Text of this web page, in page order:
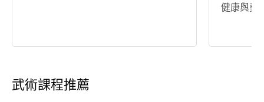
健康與勇
武術課程推薦